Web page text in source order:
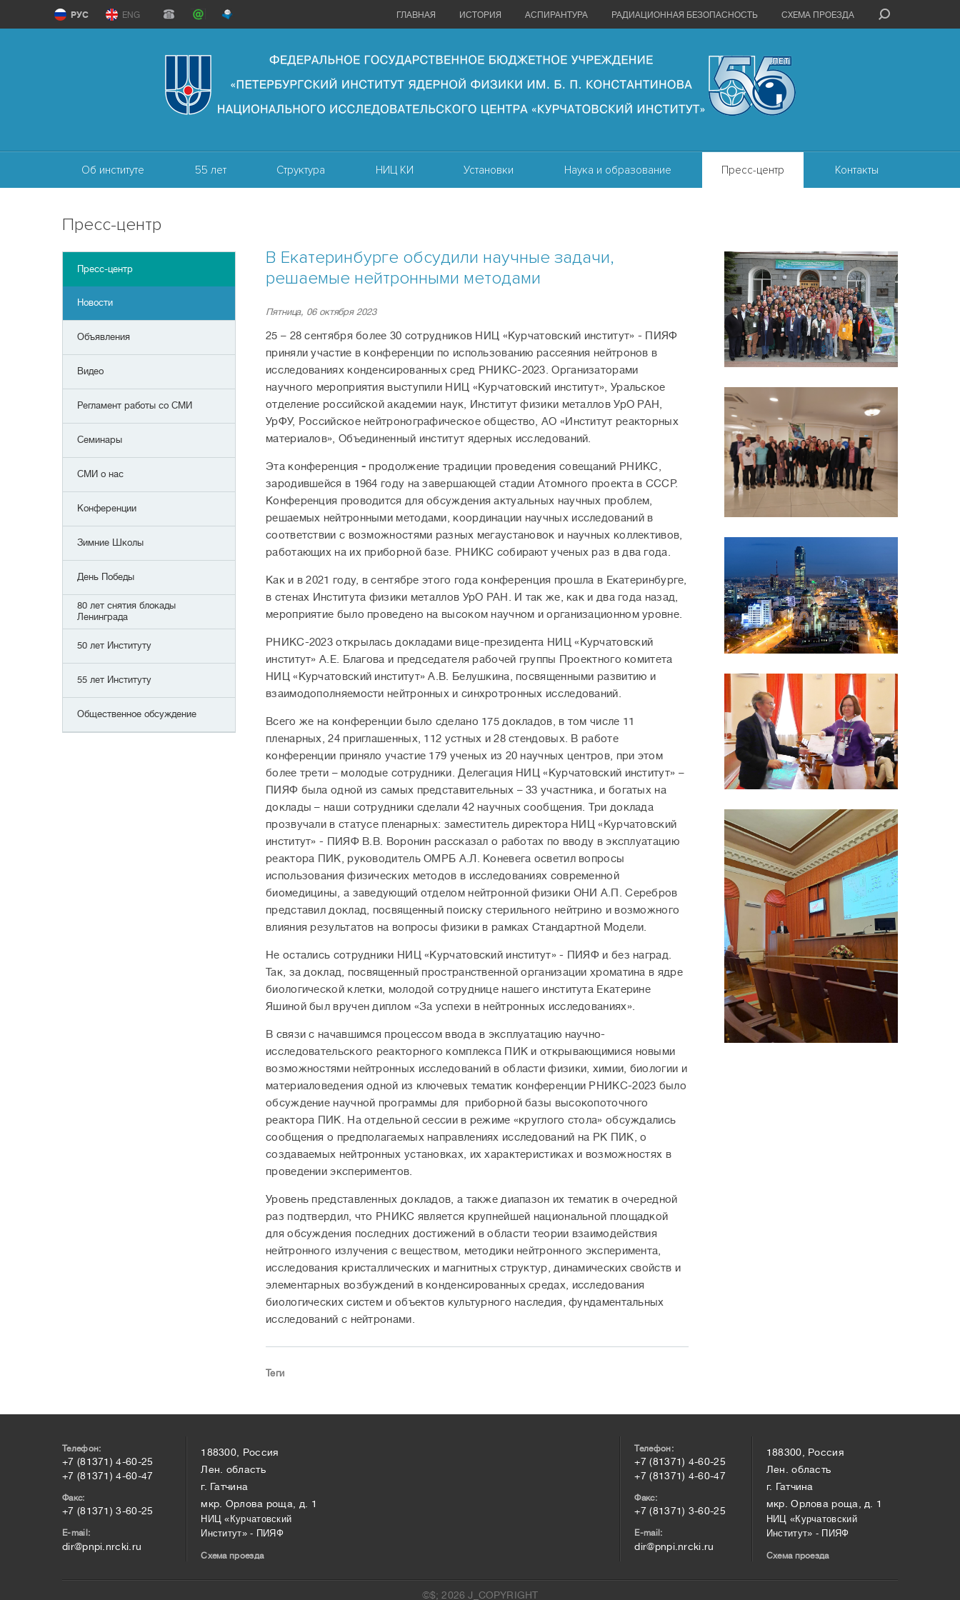
ГЛАВНАЯ ИСТОРИЯ АСПИРАНТУРА РАДИАЦИОННАЯ БЕЗОПАСНОСТЬ СХЕМА ПРОЕЗДА
РУС ENG
Об институте 55 лет Структура НИЦ КИ Установки Наука и образование Пресс-центр Контакты
Пресс-центр
Пресс-центр
Новости
Объявления
Видео
Регламент работы со СМИ
Семинары
СМИ о нас
Конференции
Зимние Школы
День Победы
80 лет снятия блокады
Ленинграда
50 лет Институту
55 лет Институту
Общественное обсуждение
В Екатеринбурге обсудили научные задачи,
решаемые нейтронными методами
Пятница, 06 октября 2023
25 – 28 сентября более 30 сотрудников НИЦ «Курчатовский институт» - ПИЯФ
приняли участие в конференции по использованию рассеяния нейтронов в
исследованиях конденсированных сред РНИКС-2023. Организаторами
научного мероприятия выступили НИЦ «Курчатовский институт», Уральское
отделение российской академии наук, Институт физики металлов УрО РАН,
УрФУ, Российское нейтронографическое общество, АО «Институт реакторных
материалов», Объединенный институт ядерных исследований.
Эта конференция - продолжение традиции проведения совещаний РНИКС,
зародившейся в 1964 году на завершающей стадии Атомного проекта в СССР.
Конференция проводится для обсуждения актуальных научных проблем,
решаемых нейтронными методами, координации научных исследований в
соответствии с возможностями разных мегаустановок и научных коллективов,
работающих на их приборной базе. РНИКС собирают ученых раз в два года.
Как и в 2021 году, в сентябре этого года конференция прошла в Екатеринбурге,
в стенах Института физики металлов УрО РАН. И так же, как и два года назад,
мероприятие было проведено на высоком научном и организационном уровне.
РНИКС-2023 открылась докладами вице-президента НИЦ «Курчатовский
институт» А.Е. Благова и председателя рабочей группы Проектного комитета
НИЦ «Курчатовский институт» А.В. Белушкина, посвященными развитию и
взаимодополняемости нейтронных и синхротронных исследований.
Всего же на конференции было сделано 175 докладов, в том числе 11
пленарных, 24 приглашенных, 112 устных и 28 стендовых. В работе
конференции приняло участие 179 ученых из 20 научных центров, при этом
более трети – молодые сотрудники. Делегация НИЦ «Курчатовский институт» –
ПИЯФ была одной из самых представительных – 33 участника, и богатых на
доклады – наши сотрудники сделали 42 научных сообщения. Три доклада
прозвучали в статусе пленарных: заместитель директора НИЦ «Курчатовский
институт» - ПИЯФ В.В. Воронин рассказал о работах по вводу в эксплуатацию
реактора ПИК, руководитель ОМРБ А.Л. Коневега осветил вопросы
использования физических методов в исследованиях современной
биомедицины, а заведующий отделом нейтронной физики ОНИ А.П. Серебров
представил доклад, посвященный поиску стерильного нейтрино и возможного
влияния результатов на вопросы физики в рамках Стандартной Модели.
Не остались сотрудники НИЦ «Курчатовский институт» - ПИЯФ и без наград.
Так, за доклад, посвященный пространственной организации хроматина в ядре
биологической клетки, молодой сотруднице нашего института Екатерине
Яшиной был вручен диплом «За успехи в нейтронных исследованиях».
В связи с начавшимся процессом ввода в эксплуатацию научно-
исследовательского реакторного комплекса ПИК и открывающимися новыми
возможностями нейтронных исследований в области физики, химии, биологии и
материаловедения одной из ключевых тематик конференции РНИКС-2023 было
обсуждение научной программы для приборной базы высокопоточного
реактора ПИК. На отдельной сессии в режиме «круглого стола» обсуждались
сообщения о предполагаемых направлениях исследований на РК ПИК, о
создаваемых нейтронных установках, их характеристиках и возможностях в
проведении экспериментов.
Уровень представленных докладов, а также диапазон их тематик в очередной
раз подтвердил, что РНИКС является крупнейшей национальной площадкой
для обсуждения последних достижений в области теории взаимодействия
нейтронного излучения с веществом, методики нейтронного эксперимента,
исследования кристаллических и магнитных структур, динамических свойств и
элементарных возбуждений в конденсированных средах, исследования
биологических систем и объектов культурного наследия, фундаментальных
исследований с нейтронами.
Теги
Телефон:
+7 (81371) 4-60-25
+7 (81371) 4-60-47
Факс:
+7 (81371) 3-60-25
E-mail:
dir@pnpi.nrcki.ru
188300, Россия
Лен. область
г. Гатчина
мкр. Орлова роща, д. 1
НИЦ «Курчатовский
Институт» - ПИЯФ
Схема проезда
Телефон:
+7 (81371) 4-60-25
+7 (81371) 4-60-47
Факс:
+7 (81371) 3-60-25
E-mail:
dir@pnpi.nrcki.ru
188300, Россия
Лен. область
г. Гатчина
мкр. Орлова роща, д. 1
НИЦ «Курчатовский
Институт» - ПИЯФ
Схема проезда
©$; 2026 J_COPYRIGHT